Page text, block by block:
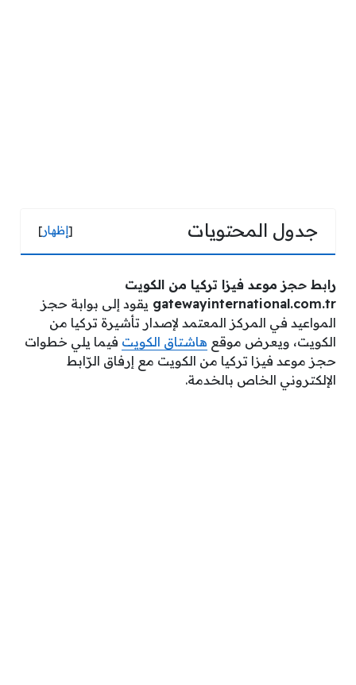
جدول المحتويات [إظهار]
رابط حجز موعد فيزا تركيا من الكويت
gatewayinternational.com.tr يقود إلى بوابة حجز
المواعيد في المركز المعتمد لإصدار تأشيرة تركيا من
الكويت، ويعرض موقع هاشتاق الكويت فيما يلي خطوات
حجز موعد فيزا تركيا من الكويت مع إرفاق الرّابط
الإلكتروني الخاص بالخدمة.